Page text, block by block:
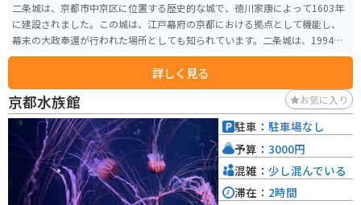
二条城は、京都市中京区に位置する歴史的な城で、徳川家康によって1603年
に建設されました。この城は、江戸幕府の京都における拠点として機能し、
幕末の大政奉還が行われた場所としても知られています。二条城は、1994年
に「古都京都の文化財」としてユネスコの世界遺産に登録されました。 二条
城の主な見どころは、国宝に指定されている二の丸御殿や、美しい庭園で
す。二の丸御殿は、豪華な障壁画で知られ、江戸時代の政治や文化の中心地
としての役割を今に伝えています。また、城内には四季折々の美しい庭園が
あり、特に春の桜や秋の紅葉の季節には多くの観光客で賑わいます。 アクセ
スは、地下鉄東西線「二条城前駅」から徒歩すぐ、またはJR「二条駅」から
も徒歩圏内です。拝観時間や料金は季節によって異なる場合があるため、訪
問前に公式サイトで確認することをオススメします。
詳しく見る
京都水族館 お気に入り
駐車： 駐車場なし
予算： 3000円
混雑： 少し混んでいる
滞在： 2時間